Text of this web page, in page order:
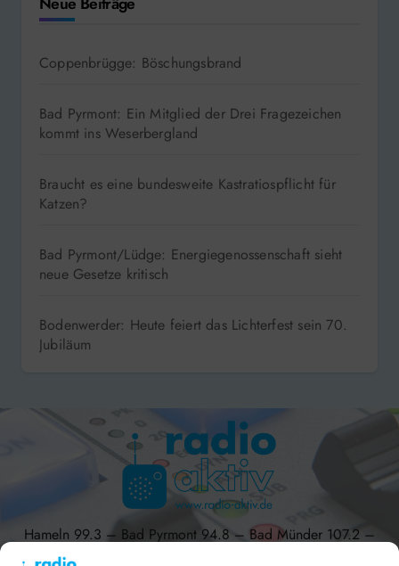
Neue Beiträge
Bad Pyrmont: Ein Mitglied der Drei Fragezeichen
Braucht es eine bundesweite Kastratiospflicht für
Bad Pyrmont/Lüdge: Energiegenossenschaft sieht
Bodenwerder: Heute feiert das Lichterfest sein 70.
Hameln 99.3 – Bad Pyrmont 94.8 – Bad Münder 107.2 –